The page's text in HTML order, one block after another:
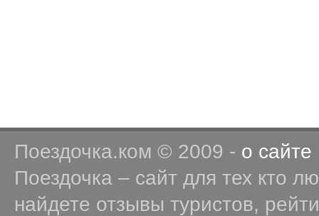
Поездочка.ком © 2009 - о сайте
Поездочка – сайт для тех кто
найдете отзывы туристов,